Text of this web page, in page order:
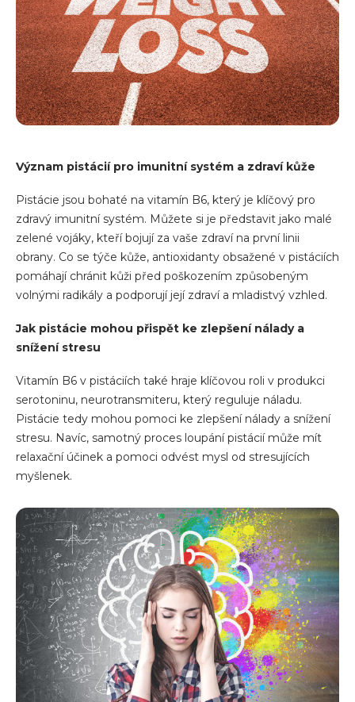
Význam pistácií pro imunitní systém a zdraví kůže
Pistácie jsou bohaté na vitamín B6, který je klíčový pro
zdravý imunitní systém. Můžete si je představit jako malé
zelené vojáky, kteří bojují za vaše zdraví na první linii
obrany. Co se týče kůže, antioxidanty obsažené v pistáciích
pomáhají chránit kůži před poškozením způsobeným
volnými radikály a podporují její zdraví a mladistvý vzhled.
Jak pistácie mohou přispět ke zlepšení nálady a
snížení stresu
Vitamín B6 v pistáciích také hraje klíčovou roli v produkci
serotoninu, neurotransmiteru, který reguluje náladu.
Pistácie tedy mohou pomoci ke zlepšení nálady a snížení
stresu. Navíc, samotný proces loupání pistácií může mít
relaxační účinek a pomoci odvést mysl od stresujících
myšlenek.